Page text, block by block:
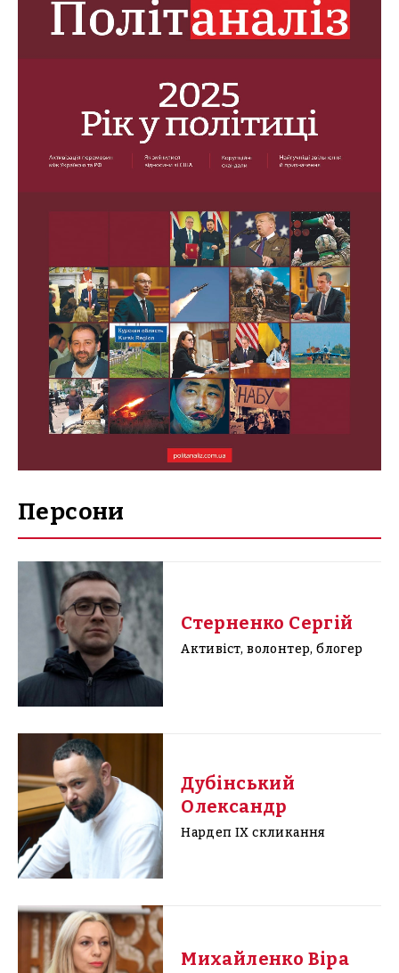
Персони
Стерненко Сергій
Активіст, волонтер, блогер
Дубінський
Олександр
Нардеп IX скликання
Михайленко Віра